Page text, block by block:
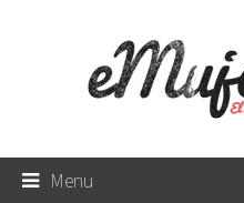
Menu